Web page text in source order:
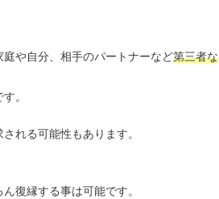
や自分、相手のパートナーなど第三者な
。
れる可能性もあります。
復縁する事は可能です。